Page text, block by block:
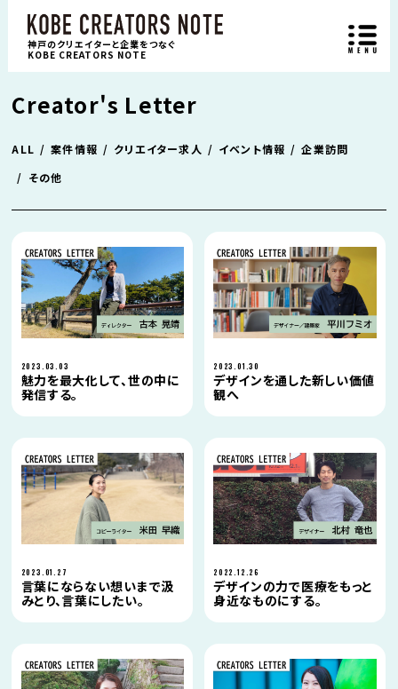
神戸のクリエイターと企業をつなぐ
KOBE CREATORS NOTE
Creator's Letter
ALL 案件情報 クリエイター求人 イベント情報
企業訪問
その他
2023.03.03
魅力を最大化して、世の中に
発信する。
2023.01.30
デザインを通した新しい価値
観へ
2023.01.27
言葉にならない想いまで汲
みとり、言葉にしたい。
2022.12.26
デザインの力で医療をもっと
身近なものにする。